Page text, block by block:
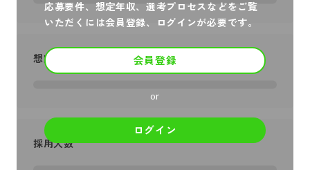
応募要件、想定年収、選考プロセスなどをご覧
いただくには会員登録、ログインが必要です。
会員登録
or
ログイン
想定年収
採用人数